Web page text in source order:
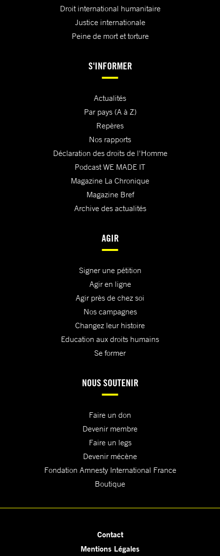
Droit international humanitaire
Justice internationale
Peine de mort et torture
S'INFORMER
Actualités
Par pays (A à Z)
Repères
Nos rapports
Déclaration des droits de l'Homme
Podcast WE MADE IT
Magazine La Chronique
Magazine Bref
Archive des actualités
AGIR
Signer une pétition
Agir en ligne
Agir près de chez soi
Nos campagnes
Changez leur histoire
Education aux droits humains
Se former
NOUS SOUTENIR
Faire un don
Devenir membre
Faire un legs
Devenir mécène
Fondation Amnesty International France
Boutique
Contact
Mentions Légales